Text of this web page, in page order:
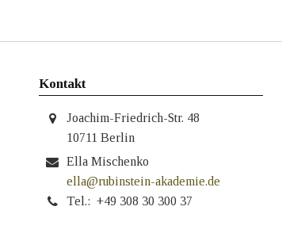
Kontakt
Joachim-Friedrich-Str. 48
10711 Berlin
Ella Mischenko
ella@rubinstein-akademie.de
Tel.: +49 308 30 300 37